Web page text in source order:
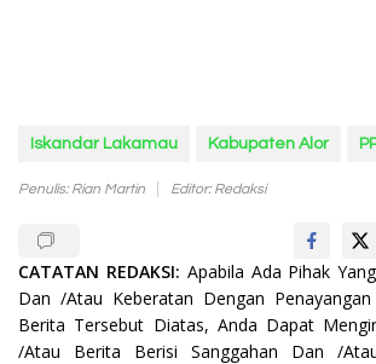
Iskandar Lakamau Kabupaten Alor
Penulis: Rian Martin Editor: Redaksi
CATATAN REDAKSI: Apabila Ada Pihak
Dan /Atau Keberatan Dengan
Berita Tersebut Diatas, Anda Dapat
/Atau Berita Berisi Sanggahan Dan /